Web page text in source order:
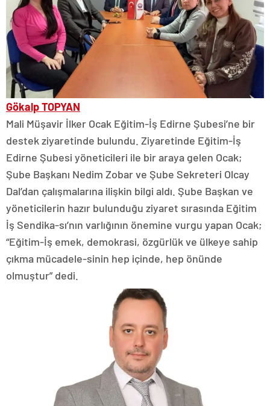
Gökalp TOPYAN
Mali Müşavir İlker Ocak Eğitim-İş Edirne Şubesi’ne bir
destek ziyaretinde bulundu. Ziyaretinde Eğitim-İş
Edirne Şubesi yöneticileri ile bir araya gelen Ocak;
Şube Başkanı Nedim Zobar ve Şube Sekreteri Olcay
Dal’dan çalışmalarına ilişkin bilgi aldı. Şube Başkan ve
yöneticilerin hazır bulunduğu ziyaret sırasında Eğitim
İş Sendika-sı’nın varlığının önemine vurgu yapan Ocak;
“Eğitim-İş emek, demokrasi, özgürlük ve ülkeye sahip
çıkma mücadele-sinin hep içinde, hep önünde
olmuştur” dedi.